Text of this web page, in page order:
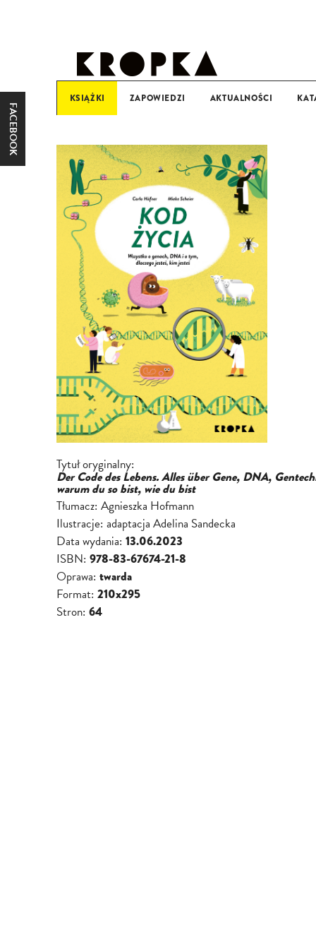
KSIĄŻKI ZAPOWIEDZI AKTUALNOŚCI
FACEBOOK
Tytuł oryginalny:
Der Code des Lebens. Alles über Gene, DNA,
warum du so bist, wie du bist
Tłumacz: Agnieszka Hofmann
Ilustracje: adaptacja Adelina Sandecka
Data wydania: 13.06.2023
ISBN: 978-83-67674-21-8
Oprawa: twarda
Format: 210x295
Stron: 64